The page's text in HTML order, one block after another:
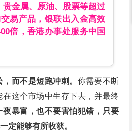
贵金属、原油、股票等超过
易产品，银联出入金高效
倍，香港办事处服务中国
而不是短跑冲刺。 你需要不断
在这个市场中生存下去，并最终
夜暴富，也不要害怕犯错，只要
定能够有所收获。